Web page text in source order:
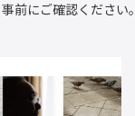
前にご確認ください